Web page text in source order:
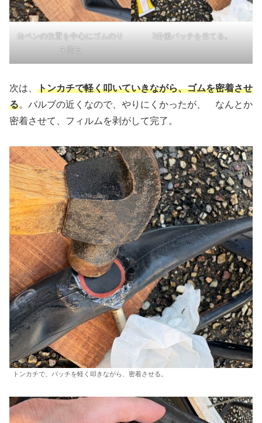
白ペンの位置を中心にゴムのり
を塗る
3分後パッチを当てる。
次は、 トンカチで軽く叩いていきながら、ゴムを密着させ
る。バルブの近くなので、やりにくかったが、 なんとか
密着させて、フィルムを剥がして完了。
トンカチで、パッチを軽く叩きながら、密着させる。